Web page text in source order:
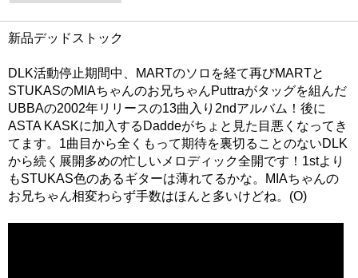
新品デッドストック
DLK活動停止期間中、MARTのソロを経て再びMARTと
STUKASのMIAちゃんのお兄ちゃんPuttraがタッグを組んだ
UBBAの2002年リリースの13曲入り2ndアルバム！後に
ASTA KASKに加入するDaddeがちょと見た目悪くなってき
てます。1曲目から全くもって期待を裏切ることのないDLK
から続く展開多めの忙しいメロディック全開です！1stより
もSTUKAS色のあるギターは薄れてるかな。MIAちゃんの
お兄ちゃん相変わらず手数はほんと多いけどね。(O)